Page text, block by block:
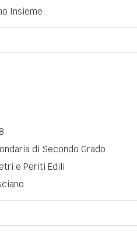
Insieme
di Secondo Grado
e Periti Edili